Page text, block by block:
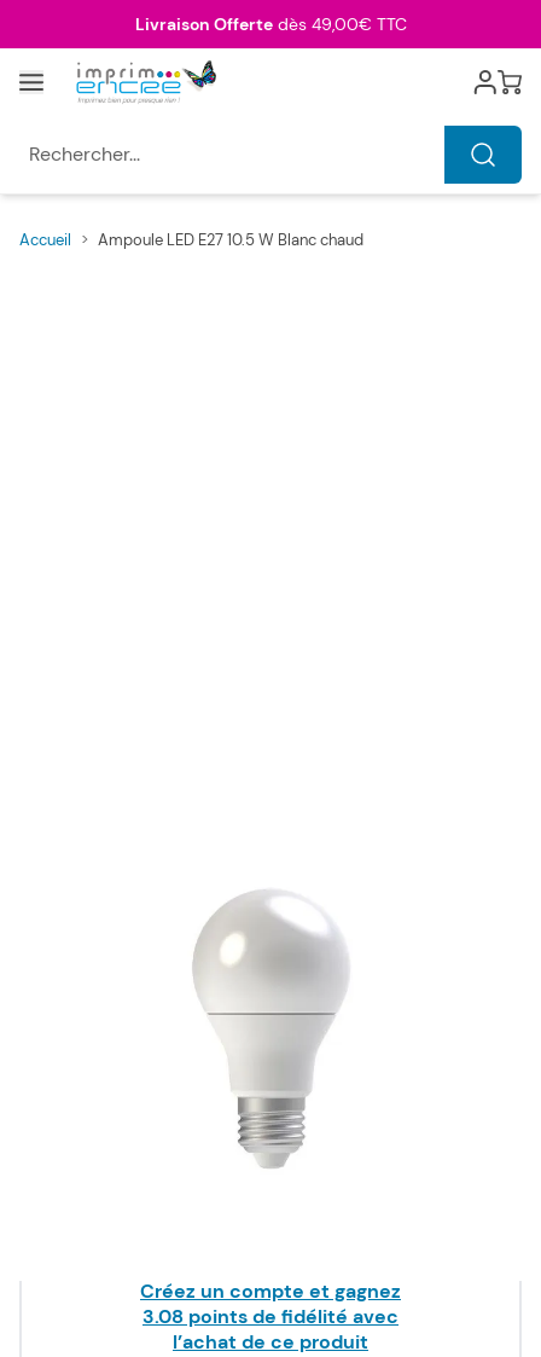
Livraison Offertedès 49,00€ TTC
Menu Cart
Accueil > Ampoule LED E27 10.5 W Blanc chaud
7_A60-10.5
A60 220-240V 860LM 9W 260°
TTC
En stock
Créez un compte et gagnez
3.08 points de fidélité avec
l’achat de ce produit